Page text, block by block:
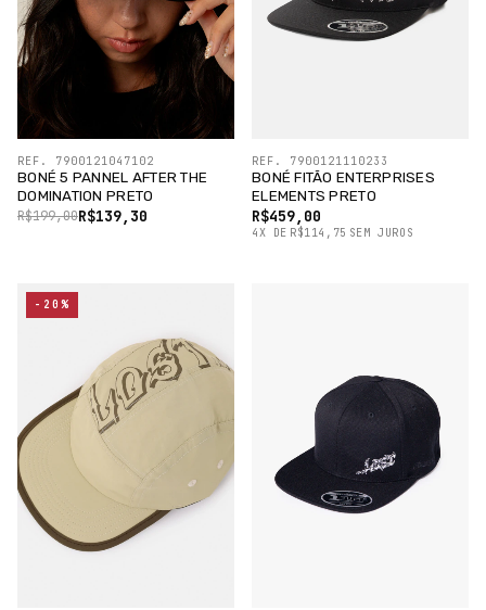
BONÉ 5 PANNEL AFTER THE
DOMINATION PRETO
R$139,30
R$199,00
REF. 7900121047102
BONÉ FITÃO ENTERPRISES
ELEMENTS PRETO
R$459,00
4X DE R$114,75 SEM JUROS
REF. 7900121110233
-20%